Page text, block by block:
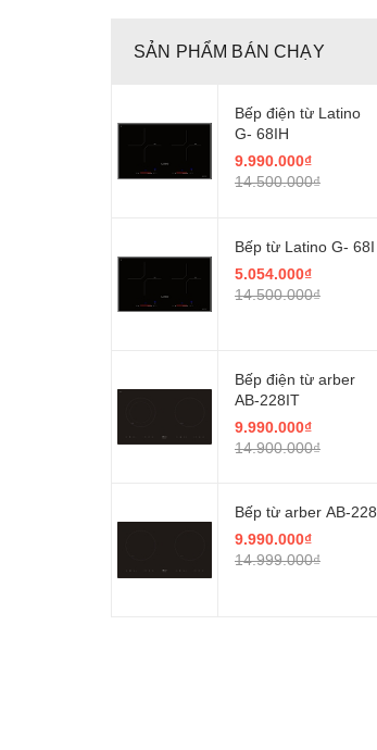
SẢN PHẨM BÁN CHẠY
Bếp điện từ Latino
G- 68IH
9.990.000₫
14.500.000₫
Bếp từ Latino G- 68I
5.054.000₫
14.500.000₫
Bếp điện từ arber
AB-228IT
9.990.000₫
14.900.000₫
Bếp từ arber AB-228
9.990.000₫
14.999.000₫